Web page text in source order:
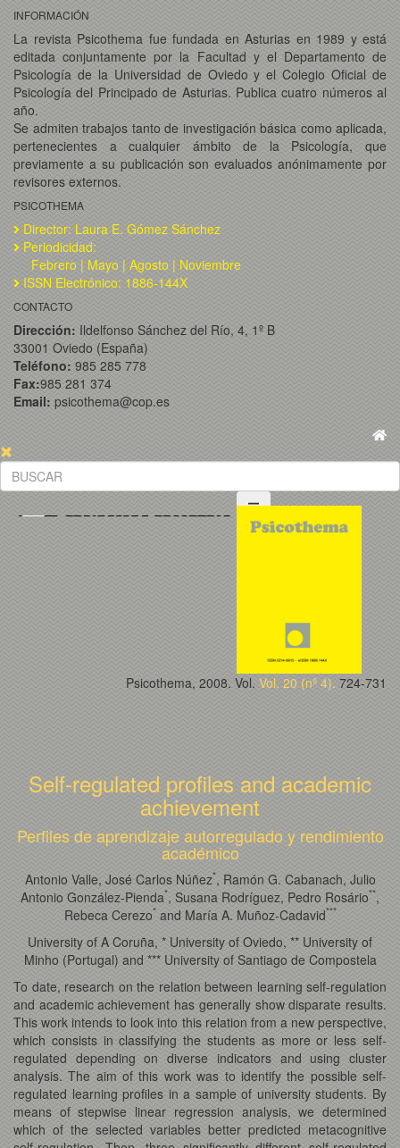
INFORMACIÓN
La revista Psicothema fue fundada en Asturias en 1989 y está
editada conjuntamente por la Facultad y el Departamento de
Psicología de la Universidad de Oviedo y el Colegio Oficial de
Psicología del Principado de Asturias. Publica cuatro números al
año.
Se admiten trabajos tanto de investigación básica como aplicada,
pertenecientes a cualquier ámbito de la Psicología, que
previamente a su publicación son evaluados anónimamente por
revisores externos.
PSICOTHEMA
Director: Laura E. Gómez Sánchez
Periodicidad:
Febrero | Mayo | Agosto | Noviembre
ISSN Electrónico: 1886-144X
CONTACTO
Dirección: Ildelfonso Sánchez del Río, 4, 1º B
33001 Oviedo (España)
Teléfono: 985 285 778
Fax:985 281 374
Email: psicothema@cop.es
Psicothema, 2008. Vol. Vol. 20 (nº 4). 724-731
Self-regulated profiles and academic
achievement
Perfiles de aprendizaje autorregulado y rendimiento
académico
Antonio Valle, José Carlos Núñez*, Ramón G. Cabanach, Julio
Antonio González-Pienda*, Susana Rodríguez, Pedro Rosário**,
Rebeca Cerezo*and María A. Muñoz-Cadavid***
University of A Coruña, * University of Oviedo, ** University of
Minho (Portugal) and *** University of Santiago de Compostela
To date, research on the relation between learning self-regulation
and academic achievement has generally show disparate results.
This work intends to look into this relation from a new perspective,
which consists in classifying the students as more or less self-
regulated depending on diverse indicators and using cluster
analysis. The aim of this work was to identify the possible self-
regulated learning profiles in a sample of university students. By
means of stepwise linear regression analysis, we determined
which of the selected variables better predicted metacognitive